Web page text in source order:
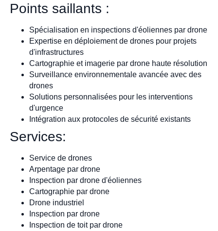
Points saillants :
Spécialisation en inspections d'éoliennes par drone
Expertise en déploiement de drones pour projets
d'infrastructures
Cartographie et imagerie par drone haute résolution
Surveillance environnementale avancée avec des
drones
Solutions personnalisées pour les interventions
d'urgence
Intégration aux protocoles de sécurité existants
Services:
Service de drones
Arpentage par drone
Inspection par drone d'éoliennes
Cartographie par drone
Drone industriel
Inspection par drone
Inspection de toit par drone